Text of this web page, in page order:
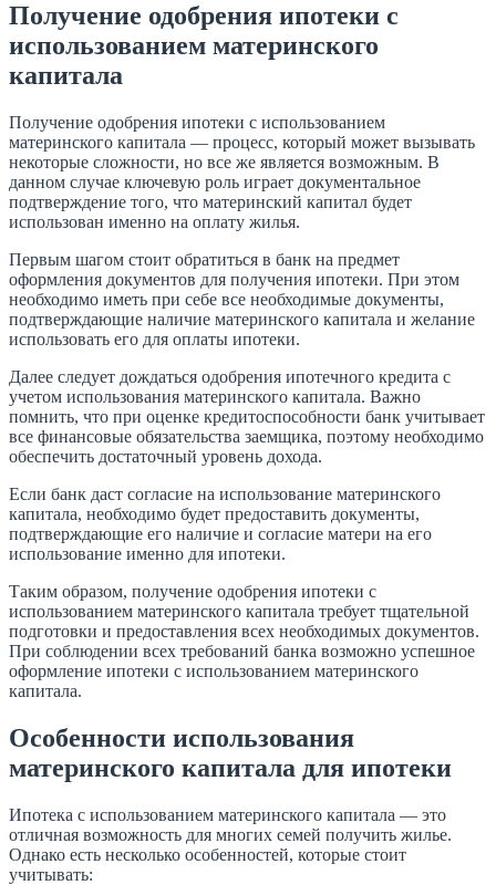
Получение одобрения ипотеки с
использованием материнского
капитала
Получение одобрения ипотеки с использованием
материнского капитала — процесс, который может вызывать
некоторые сложности, но все же является возможным. В
данном случае ключевую роль играет документальное
подтверждение того, что материнский капитал будет
использован именно на оплату жилья.
Первым шагом стоит обратиться в банк на предмет
оформления документов для получения ипотеки. При этом
необходимо иметь при себе все необходимые документы,
подтверждающие наличие материнского капитала и желание
использовать его для оплаты ипотеки.
Далее следует дождаться одобрения ипотечного кредита с
учетом использования материнского капитала. Важно
помнить, что при оценке кредитоспособности банк учитывает
все финансовые обязательства заемщика, поэтому необходимо
обеспечить достаточный уровень дохода.
Если банк даст согласие на использование материнского
капитала, необходимо будет предоставить документы,
подтверждающие его наличие и согласие матери на его
использование именно для ипотеки.
Таким образом, получение одобрения ипотеки с
использованием материнского капитала требует тщательной
подготовки и предоставления всех необходимых документов.
При соблюдении всех требований банка возможно успешное
оформление ипотеки с использованием материнского
капитала.
Особенности использования
материнского капитала для ипотеки
Ипотека с использованием материнского капитала — это
отличная возможность для многих семей получить жилье.
Однако есть несколько особенностей, которые стоит
учитывать: